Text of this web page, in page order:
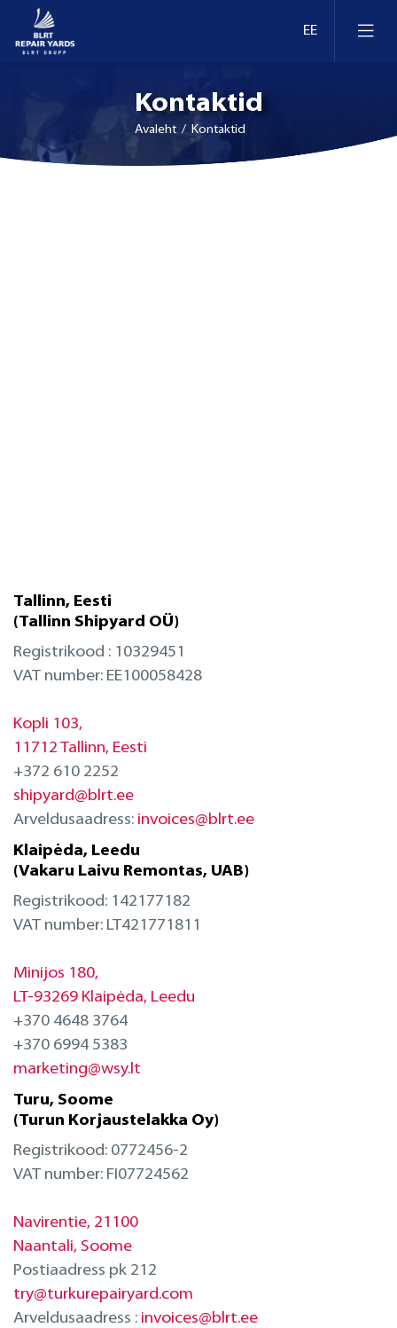
Kontaktid
Avaleht/ Kontaktid
Tallinn, Eesti
(Tallinn Shipyard OÜ)
Registrikood : 10329451
VAT number: EE100058428
Kopli 103,
11712 Tallinn, Eesti
+372 610 2252
shipyard@blrt.ee
Arveldusaadress: invoices@blrt.ee
Klaipėda, Leedu
(Vakaru Laivu Remontas, UAB)
Registrikood: 142177182
VAT number: LT421771811
Minijos 180,
LT-93269 Klaipėda, Leedu
+370 4648 3764
+370 6994 5383
marketing@wsy.lt
Turu, Soome
(Turun Korjaustelakka Oy)
Registrikood: 0772456-2
VAT number: FI07724562
Navirentie, 21100
Naantali, Soome
Postiaadress pk 212
try@turkurepairyard.com
Arveldusaadress : invoices@blrt.ee